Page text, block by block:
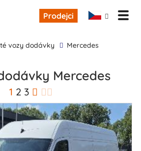
Prodejci
vozy dodávky Mercedes
Mercedes
1 2 3